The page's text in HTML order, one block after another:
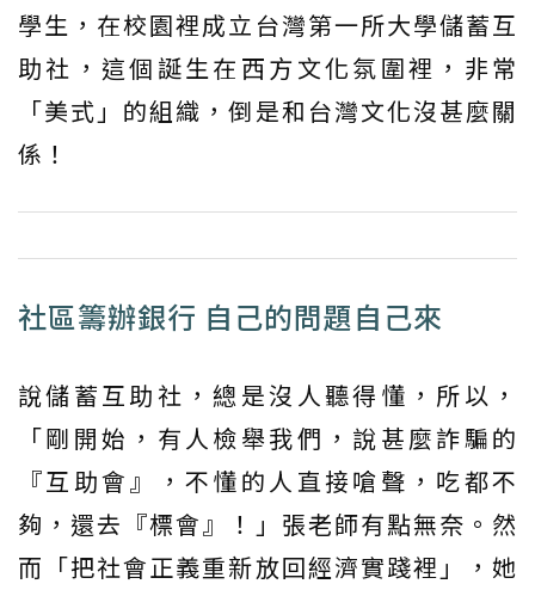
學生，在校園裡成立台灣第一所大學儲蓄互
助社，這個誕生在西方文化氛圍裡，非常
「美式」的組織，倒是和台灣文化沒甚麼關
係！
社區籌辦銀行 自己的問題自己來
說儲蓄互助社，總是沒人聽得懂，所以，
「剛開始，有人檢舉我們，說甚麼詐騙的
『互助會』，不懂的人直接嗆聲，吃都不
夠，還去『標會』！」張老師有點無奈。然
而「把社會正義重新放回經濟實踐裡」，她